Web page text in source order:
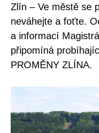
Zlín – Ve městě se
neváhejte a foťte.
a informací
připomíná
PROMĚNY ZLÍNA.